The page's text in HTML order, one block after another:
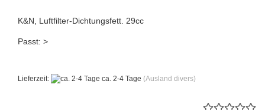
K&N, Luftfilter-Dichtungsfett. 29cc
Passt: >
Lieferzeit: ca. 2-4 Tage (Ausland divers)